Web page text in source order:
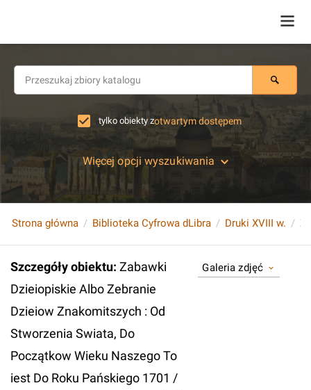
tylko obiekty zotwartym dostępem
Więcej opcji wyszukiwania
Strona główna Biblioteka Cyfrowa dLibra Druki XVIII w.
Szczegóły obiektu: Zabawki
Dzieiopiskie Albo Zebranie
Dzieiow Znakomitszych : Od
Stworzenia Swiata, Do
Początkow Wieku Naszego To
iest Do Roku Pańskiego 1701 /
Galeria zdjęć